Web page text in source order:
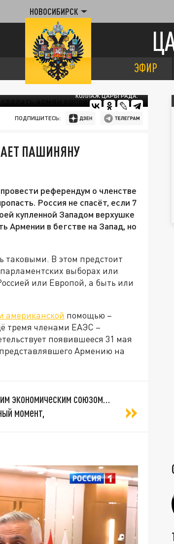
НОВОСИБИРСК
ЭФИР
КОЛЛАЖ ЦАРЬГРАДА.
ПОДПИШИТЕСЬ:
ПАШИНЯНУ
референдум о членстве
Россия не спасёт, если 7
купленной Западом верхушке
Армении в бегстве на Запад, но
таковыми. В этом предстоит
парламентских выборах или
или Европой, а быть или
американской помощью –
тремя членами ЕАЭС –
появившееся 31 мая
Армению на
экономическим союзом…
момент,